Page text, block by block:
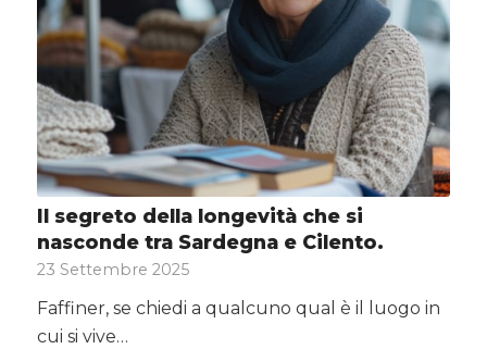
Il segreto della longevità che si
nasconde tra Sardegna e Cilento.
23 Settembre 2025
Faffiner, se chiedi a qualcuno qual è il luogo in
cui si vive…